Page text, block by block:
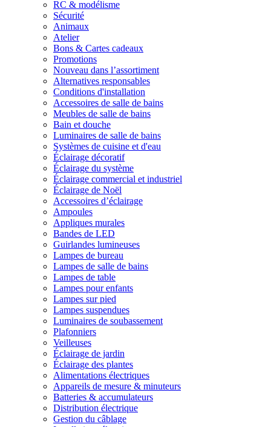
RC & modélisme
Sécurité
Animaux
Atelier
Bons & Cartes cadeaux
Promotions
Nouveau dans l’assortiment
Alternatives responsables
Conditions d'installation
Accessoires de salle de bains
Meubles de salle de bains
Bain et douche
Luminaires de salle de bains
Systèmes de cuisine et d'eau
Éclairage décoratif
Éclairage du système
Éclairage commercial et industriel
Éclairage de Noël
Accessoires d’éclairage
Ampoules
Appliques murales
Bandes de LED
Guirlandes lumineuses
Lampes de bureau
Lampes de salle de bains
Lampes de table
Lampes pour enfants
Lampes sur pied
Lampes suspendues
Luminaires de soubassement
Plafonniers
Veilleuses
Éclairage de jardin
Éclairage des plantes
Alimentations électriques
Appareils de mesure & minuteurs
Batteries & accumulateurs
Distribution électrique
Gestion du câblage